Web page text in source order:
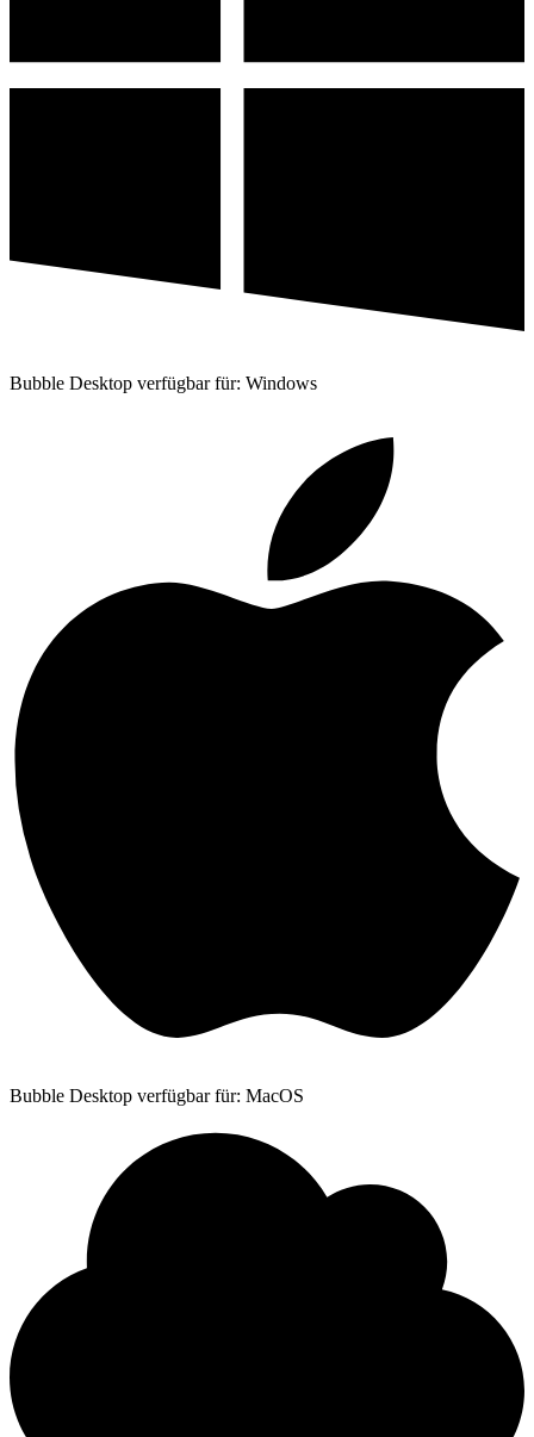
Bubble Desktop verfügbar für: Windows
Bubble Desktop verfügbar für: MacOS